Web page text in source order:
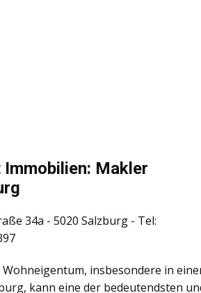
Immobilien: Makler
34a - 5020 Salzburg - Tel:
Wohneigentum, insbesondere in
kann eine der bedeutendsten